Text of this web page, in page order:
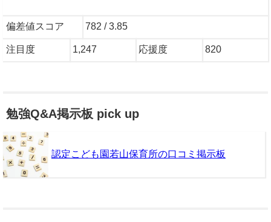
偏差値スコア 782 / 3.85
注目度 1,247 応援度 820
勉強Q&A掲示板 pick up
認定こども園若山保育所の口コミ掲示板